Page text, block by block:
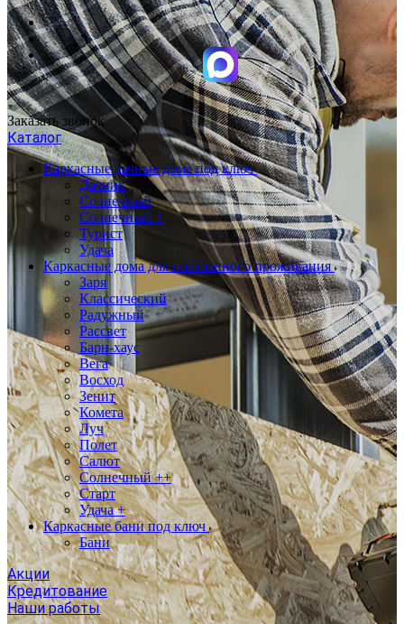
Заказать звонок
Каталог
Каркасные дачные дома под ключ
Дачник
Солнечный
Солнечный +
Турист
Удача
Каркасные дома для постоянного проживания
Заря
Классический
Радужный
Рассвет
Барн-хаус
Вега
Восход
Зенит
Комета
Луч
Полет
Салют
Солнечный ++
Старт
Удача +
Каркасные бани под ключ
Бани
Акции
Кредитование
Наши работы